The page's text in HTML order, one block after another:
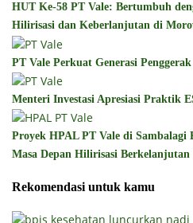
HUT Ke-58 PT Vale: Bertumbuh
Hilirisasi dan Keberlanjutan di
PT Vale Perkuat Generasi
Menteri Investasi Apresiasi Praktik
Proyek HPAL PT Vale di Sambalagi
Masa Depan Hilirisasi
Rekomendasi untuk kamu